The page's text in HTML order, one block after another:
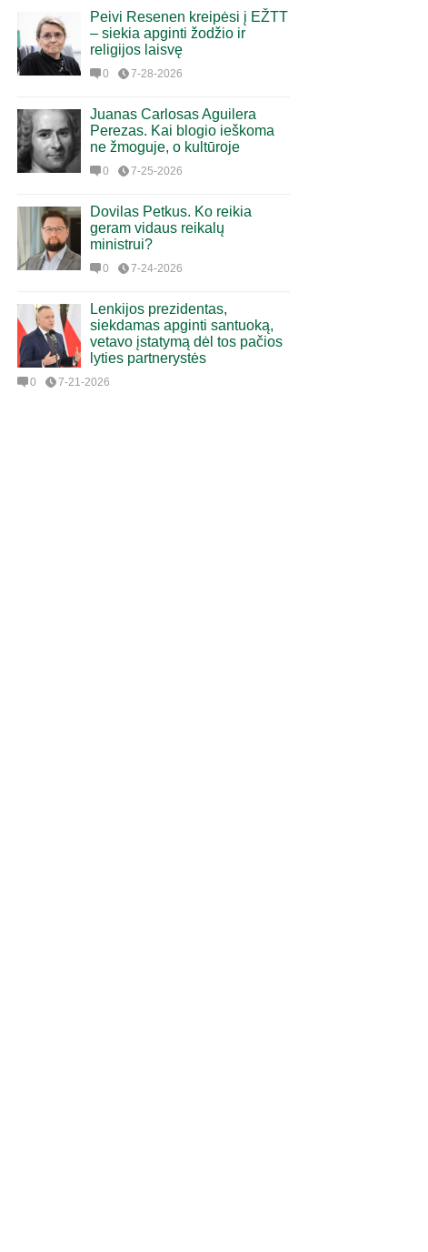
Peivi Resenen kreipėsi į EŽTT
– siekia apginti žodžio ir
religijos laisvę
0 7-28-2026
Juanas Carlosas Aguilera
Perezas. Kai blogio ieškoma
ne žmoguje, o kultūroje
0 7-25-2026
Dovilas Petkus. Ko reikia
geram vidaus reikalų
ministrui?
0 7-24-2026
Lenkijos prezidentas,
siekdamas apginti santuoką,
vetavo įstatymą dėl tos pačios
lyties partnerystės
0 7-21-2026